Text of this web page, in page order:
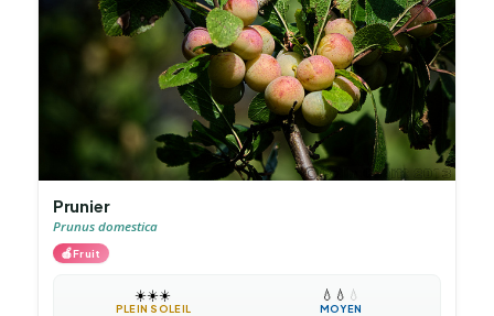
Prunier
Prunus domestica
🍎Fruit
☀️☀️☀️
PLEIN SOLEIL
💧 💧 💧
MOYEN